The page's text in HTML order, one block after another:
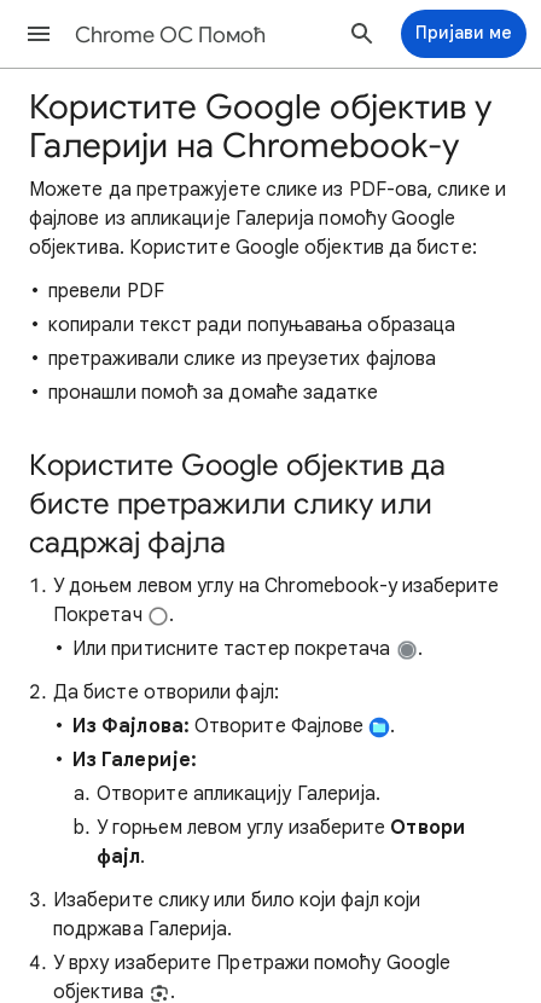
Chrome ОС Помоћ Пријави ме
Користите Google објектив у
Галерији на Chromebook-у
Можете да претражујете слике из PDF-ова, слике и
фајлове из апликације Галерија помоћу Google
објектива. Користите Google објектив да бисте:
превели PDF
копирали текст ради попуњавања образаца
претраживали слике из преузетих фајлова
пронашли помоћ за домаће задатке
Користите Google објектив да
бисте претражили слику или
садржај фајла
У доњем левом углу на Chromebook-у изаберите
Покретач
.
Или притисните тастер покретача
.
Да бисте отворили фајл:
Из Фајлова: Отворите Фајлове
.
Из Галерије:
Отворите апликацију Галерија.
У горњем левом углу изаберите Отвори
фајл.
Изаберите слику или било који фајл који
подржава Галерија.
У врху изаберите Претражи помоћу Google
објектива
.